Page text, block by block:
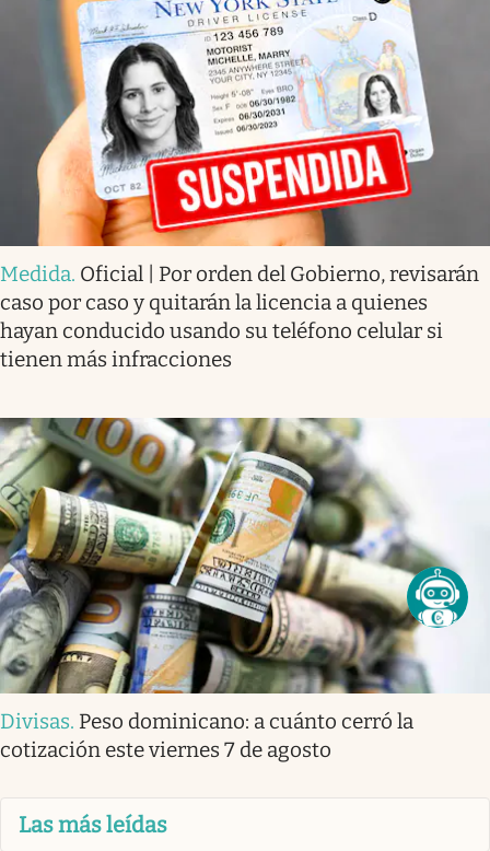
Medida. Oficial | Por orden del Gobierno, revisarán
caso por caso y quitarán la licencia a quienes
hayan conducido usando su teléfono celular si
tienen más infracciones
Divisas. Peso dominicano: a cuánto cerró la
cotización este viernes 7 de agosto
Las más leídas